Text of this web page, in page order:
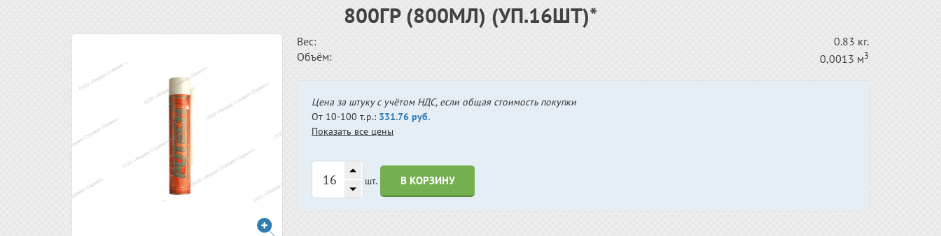
800ГР (800МЛ) (УП.16ШТ)*
Вес:
0.83 кг.
Объём:
0,0013 м3
Цена за штуку с учётом НДС, если общая стоимость покупки
От 10-100 т.р.: 331.76 руб.
Показать все цены
шт. В КОРЗИНУ